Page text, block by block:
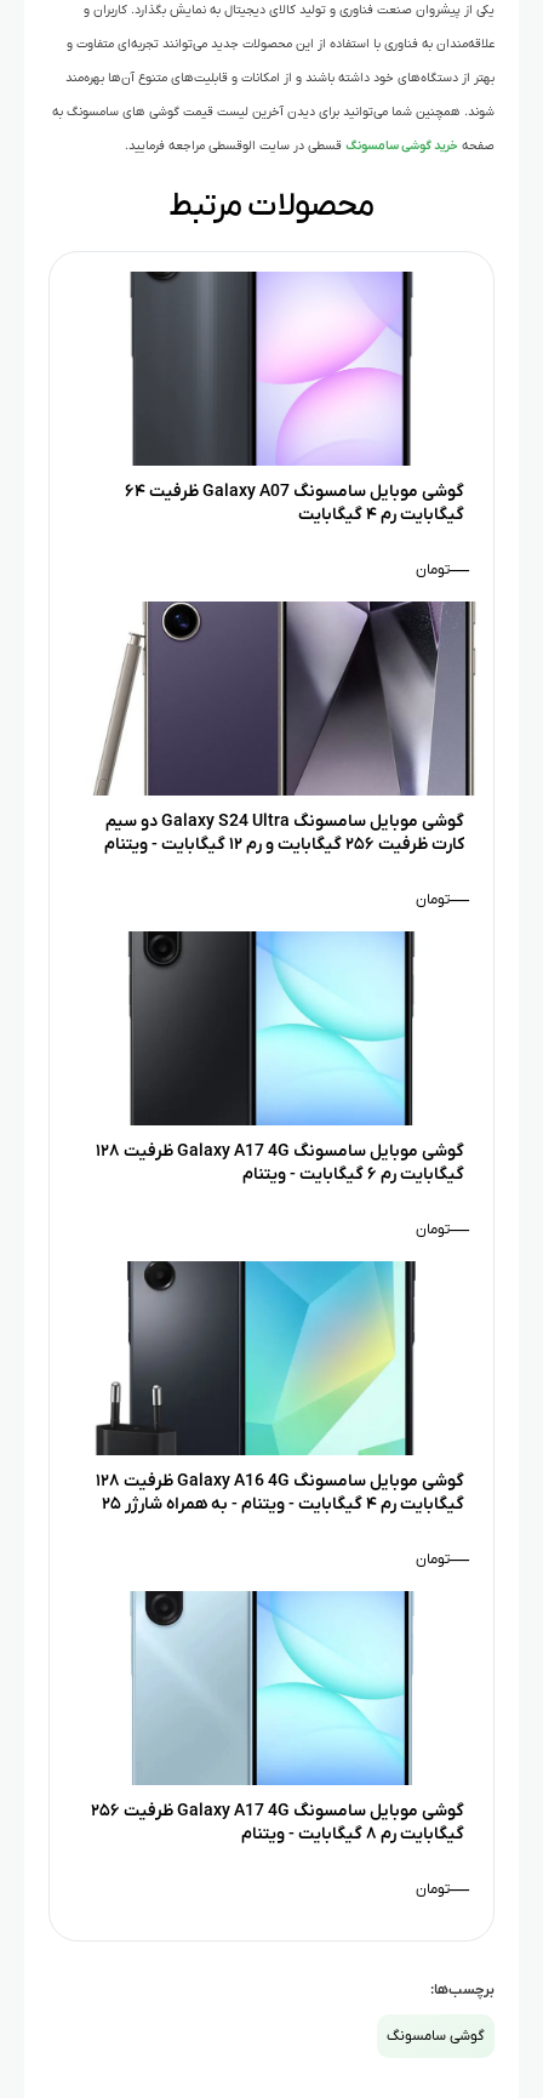
یکی از پیشروان صنعت فناوری و تولید کالای دیجیتال به نمایش بگذارد. کاربران و
علاقه‌مندان به فناوری با استفاده از این محصولات جدید می‌توانند تجربه‌ای متفاوت و
بهتر از دستگاه‌های خود داشته باشند و از امکانات و قابلیت‌های متنوع آن‌ها بهره‌مند
شوند. همچنین شما می‌توانید برای دیدن آخرین لیست قیمت گوشی های سامسونگ به
صفحه خرید گوشی سامسونگ قسطی در سایت الوقسطی مراجعه فرمایید.
محصولات مرتبط
گوشی موبایل سامسونگ Galaxy A07 ظرفیت ۶۴
گیگابایت رم ۴ گیگابایت
—تومان
گوشی موبایل سامسونگ Galaxy S24 Ultra دو سیم
کارت ظرفیت ۲۵۶ گیگابایت و رم ۱۲ گیگابایت - ویتنام
—تومان
گوشی موبایل سامسونگ Galaxy A17 4G ظرفیت ۱۲۸
گیگابایت رم ۶ گیگابایت - ویتنام
—تومان
گوشی موبایل سامسونگ Galaxy A16 4G ظرفیت ۱۲۸
گیگابایت رم ۴ گیگابایت - ویتنام - به همراه شارژر ۲۵
—تومان
گوشی موبایل سامسونگ Galaxy A17 4G ظرفیت ۲۵۶
گیگابایت رم ۸ گیگابایت - ویتنام
—تومان
برچسب‌ها:
گوشی سامسونگ